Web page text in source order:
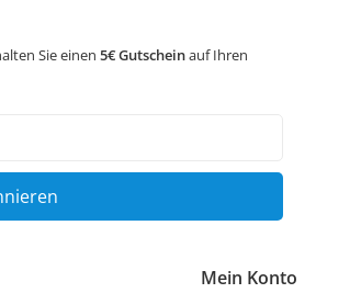
Sie einen 5€ Gutscheinauf Ihren
Mein Konto